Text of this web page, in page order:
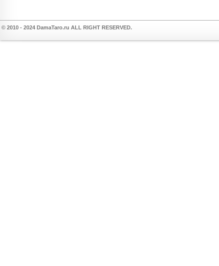
© 2010 - 2024 DamaTaro.ru ALL RIGHT RESERVED.